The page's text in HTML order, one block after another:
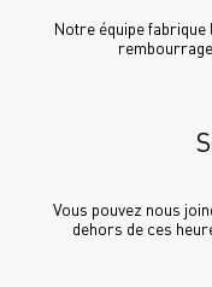
Notre équipe
Vous pouvez nous
dehors de ces